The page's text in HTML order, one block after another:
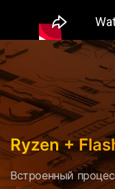
Ryzen +
Встроенный